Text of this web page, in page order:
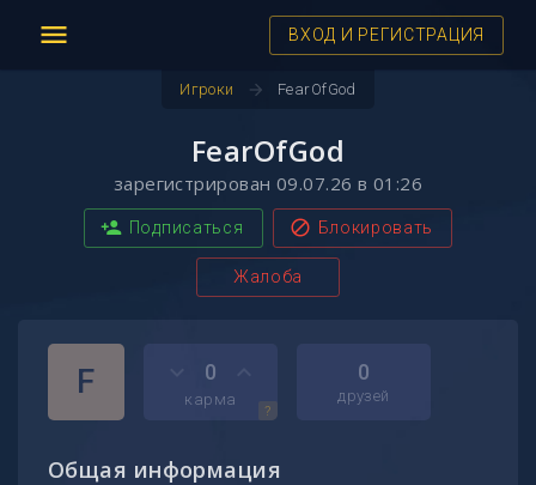
menu ВХОД И РЕГИСТРАЦИЯ
Игроки arrow_forward FearOfGod
FearOfGod
зарегистрирован 09.07.26 в 01:26
person_add Подписаться block Блокировать
Жалоба
F
?
0
карма
0
друзей
Общая информация